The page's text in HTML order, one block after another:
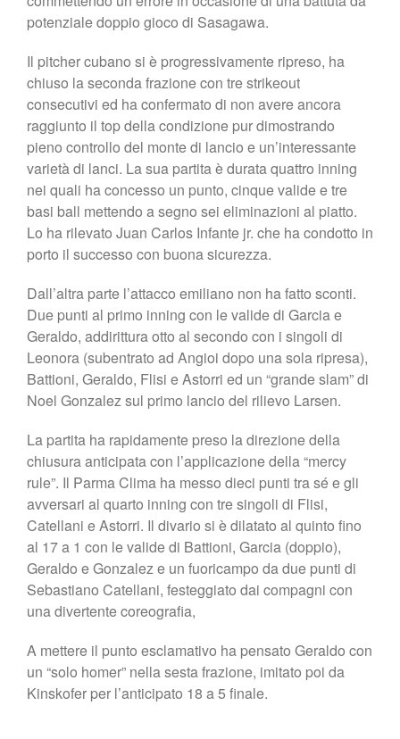
potenziale doppio gioco di Sasagawa.
Il pitcher cubano si è progressivamente ripreso, ha
chiuso la seconda frazione con tre strikeout
consecutivi ed ha confermato di non avere ancora
raggiunto il top della condizione pur dimostrando
pieno controllo del monte di lancio e un’interessante
varietà di lanci. La sua partita è durata quattro inning
nei quali ha concesso un punto, cinque valide e tre
basi ball mettendo a segno sei eliminazioni al piatto.
Lo ha rilevato Juan Carlos Infante jr. che ha condotto in
porto il successo con buona sicurezza.
Dall’altra parte l’attacco emiliano non ha fatto sconti.
Due punti al primo inning con le valide di Garcia e
Geraldo, addirittura otto al secondo con i singoli di
Leonora (subentrato ad Angioi dopo una sola ripresa),
Battioni, Geraldo, Flisi e Astorri ed un “grande slam” di
Noel Gonzalez sul primo lancio del rilievo Larsen.
La partita ha rapidamente preso la direzione della
chiusura anticipata con l’applicazione della “mercy
rule”. Il Parma Clima ha messo dieci punti tra sé e gli
avversari al quarto inning con tre singoli di Flisi,
Catellani e Astorri. Il divario si è dilatato al quinto fino
al 17 a 1 con le valide di Battioni, Garcia (doppio),
Geraldo e Gonzalez e un fuoricampo da due punti di
Sebastiano Catellani, festeggiato dai compagni con
una divertente coreografia,
A mettere il punto esclamativo ha pensato Geraldo con
un “solo homer” nella sesta frazione, imitato poi da
Kinskofer per l’anticipato 18 a 5 finale.